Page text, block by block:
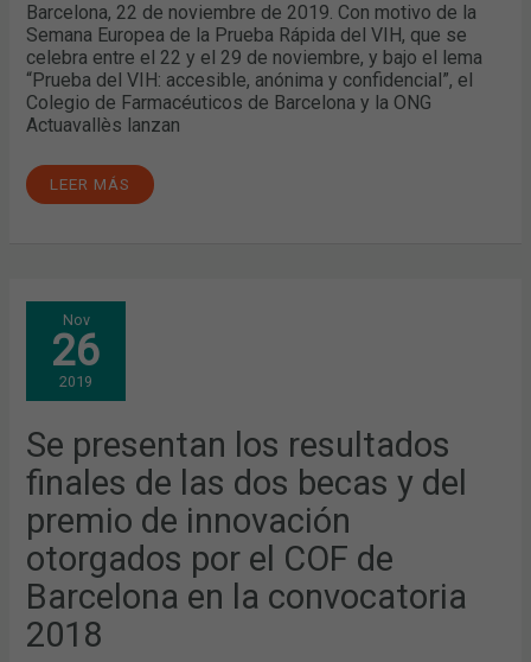
Barcelona, 22 de noviembre de 2019. Con motivo de la
Semana Europea de la Prueba Rápida del VIH, que se
celebra entre el 22 y el 29 de noviembre, y bajo el lema
“Prueba del VIH: accesible, anónima y confidencial”, el
Colegio de Farmacéuticos de Barcelona y la ONG
Actuavallès lanzan
LEER MÁS
Nov
26
2019
Se presentan los resultados
finales de las dos becas y del
premio de innovación
otorgados por el COF de
Barcelona en la convocatoria
2018
SE
PRESENTAN
LOS
RESULTADOS
FINALES
DE
LAS
Y
DEL
PREMIO
DE
INNOVACIÓN
OTORGADOS
POR
EL
COF
DE
BARCELONA
LA
CONVOCATORIA